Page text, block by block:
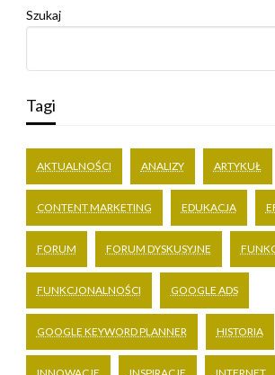
Szukaj
Tagi
AKTUALNOŚCI ANALIZY ARTYKUŁ
CONTENT MARKETING EDUKACJA
FORUM FORUM DYSKUSYJNE
FUNKCJONALNOŚCI GOOGLE ADS
GOOGLE KEYWORD PLANNER HISTORIA